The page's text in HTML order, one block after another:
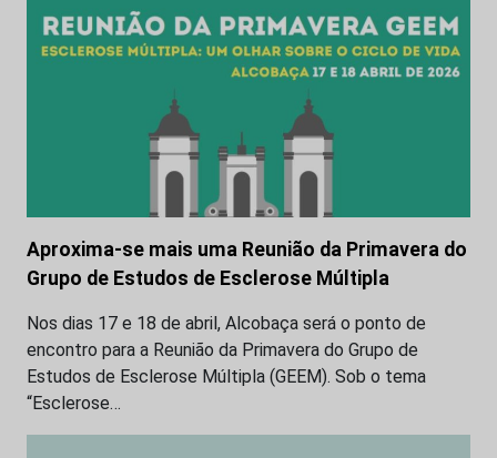
Aproxima-se mais uma Reunião da Primavera do
Grupo de Estudos de Esclerose Múltipla
Nos dias 17 e 18 de abril, Alcobaça será o ponto de
encontro para a Reunião da Primavera do Grupo de
Estudos de Esclerose Múltipla (GEEM). Sob o tema
“Esclerose…